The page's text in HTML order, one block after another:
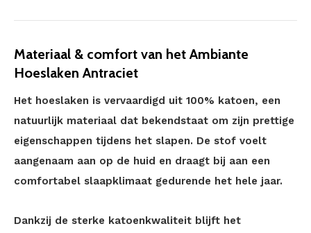
Materiaal & comfort van het Ambiante
Hoeslaken Antraciet
Het hoeslaken is vervaardigd uit 100% katoen, een
natuurlijk materiaal dat bekendstaat om zijn prettige
eigenschappen tijdens het slapen. De stof voelt
aangenaam aan op de huid en draagt bij aan een
comfortabel slaapklimaat gedurende het hele jaar.
Dankzij de sterke katoenkwaliteit blijft het